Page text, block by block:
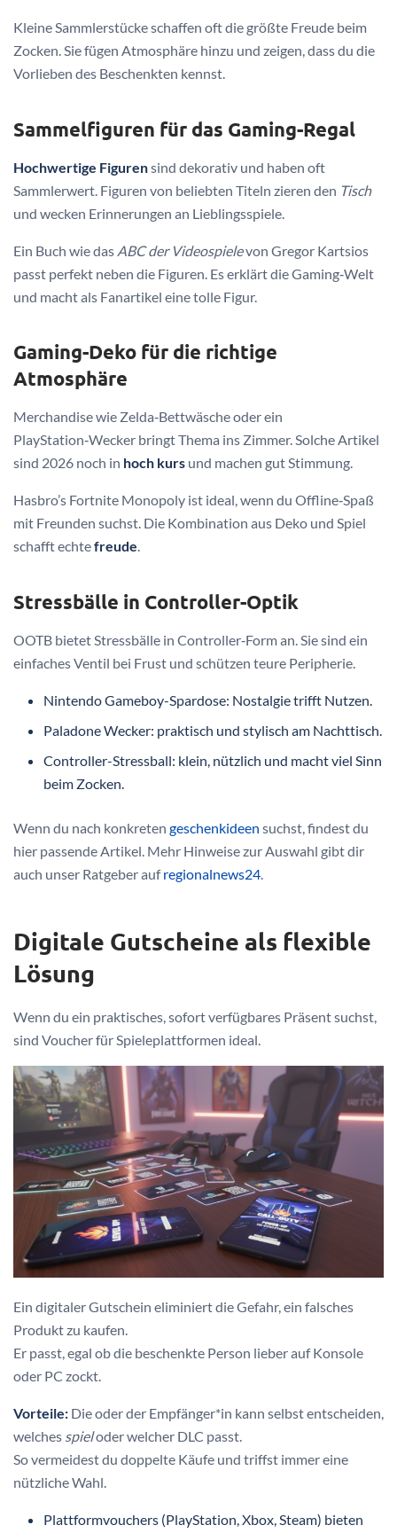
Kleine Sammlerstücke schaffen oft die größte Freude beim
Zocken. Sie fügen Atmosphäre hinzu und zeigen, dass du die
Vorlieben des Beschenkten kennst.
Sammelfiguren für das Gaming-Regal
Hochwertige Figurensind dekorativ und haben oft
Sammlerwert. Figuren von beliebten Titeln zieren den Tisch
und wecken Erinnerungen an Lieblingsspiele.
Ein Buch wie das ABC der Videospielevon Gregor Kartsios
passt perfekt neben die Figuren. Es erklärt die Gaming‑Welt
und macht als Fanartikel eine tolle Figur.
Gaming-Deko für die richtige
Atmosphäre
Merchandise wie Zelda‑Bettwäsche oder ein
PlayStation‑Wecker bringt Thema ins Zimmer. Solche Artikel
sind 2026 noch in hoch kurs und machen gut Stimmung.
Hasbro’s Fortnite Monopoly ist ideal, wenn du Offline‑Spaß
mit Freunden suchst. Die Kombination aus Deko und Spiel
schafft echtefreude.
Stressbälle in Controller-Optik
OOTB bietet Stressbälle in Controller‑Form an. Sie sind ein
einfaches Ventil bei Frust und schützen teure Peripherie.
Nintendo Gameboy-Spardose: Nostalgie trifft Nutzen.
Paladone Wecker: praktisch und stylisch am Nachttisch.
Controller-Stressball: klein, nützlich und macht viel Sinn
beim Zocken.
Wenn du nach konkreten geschenkideen suchst, findest du
hier passende Artikel. Mehr Hinweise zur Auswahl gibt dir
auch unser Ratgeber aufregionalnews24.
Digitale Gutscheine als flexible
Lösung
Wenn du ein praktisches, sofort verfügbares Präsent suchst,
sind Voucher für Spieleplattformen ideal.
Ein digitaler Gutschein eliminiert die Gefahr, ein falsches
Produkt zu kaufen.
Er passt, egal ob die beschenkte Person lieber auf Konsole
oder PC zockt.
Vorteile: Die oder der Empfänger*in kann selbst entscheiden,
welches spieloder welcher DLC passt.
So vermeidest du doppelte Käufe und triffst immer eine
nützliche Wahl.
Plattformvouchers (PlayStation, Xbox, Steam) bieten